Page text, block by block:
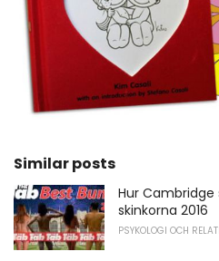
Similar posts
Hur
skinkorna 2016
PSYKOLOGI OCH